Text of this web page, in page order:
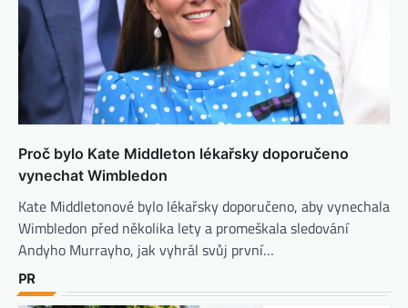
Proč bylo Kate Middleton lékařsky doporučeno
vynechat Wimbledon
Kate Middletonové bylo lékařsky doporučeno, aby vynechala
Wimbledon před několika lety a promeškala sledování
Andyho Murrayho, jak vyhrál svůj první…
PR